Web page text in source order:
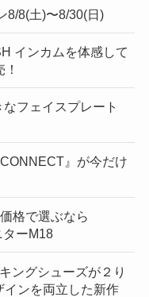
8/8(土)〜8/30(日)
インカムを体感して
フェイスプレート
』が今だけ
格で選ぶなら
ーM18
ングシューズが２り
インを両立した新作